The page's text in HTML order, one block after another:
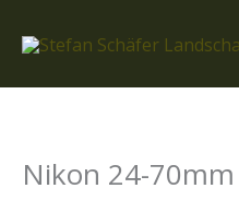
Inhalt
Nikon 24-70mm